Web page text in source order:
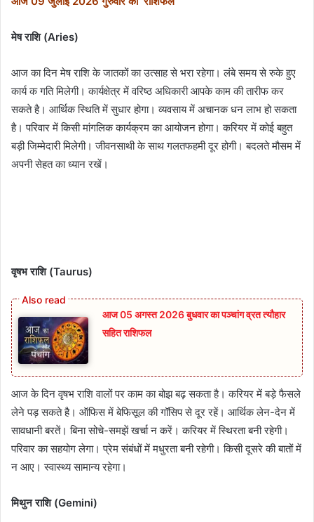
मेष राशि (Aries)
आज का दिन मेष राशि के जातकों का उत्साह से भरा रहेगा। लंबे समय से रुके हुए
कार्य क गति मिलेगी। कार्यक्षेत्र में वरिष्ठ अधिकारी आपके काम की तारीफ कर
सकते है। आर्थिक स्थिति में सुधार होगा। व्यवसाय में अचानक धन लाभ हो सकता
है। परिवार में किसी मांगलिक कार्यक्रम का आयोजन होगा। करियर में कोई बहुत
बड़ी जिम्मेदारी मिलेगी। जीवनसाथी के साथ गलतफहमी दूर होगी। बदलते मौसम में
अपनी सेहत का ध्यान रखें।
वृषभ राशि (Taurus)
आज 05 अगस्त 2026 बुधवार का पञ्चांग व्रत त्यौहार
सहित राशिफल
आज के दिन वृषभ राशि वालों पर काम का बोझ बढ़ सकता है। करियर में बड़े फैसले
लेने पड़ सकते है। ऑफिस में बेफिसूल की गॉसिप से दूर रहें। आर्थिक लेन-देन में
सावधानी बरतें। बिना सोचे-समझें खर्चा न करें। करियर में स्थिरता बनी रहेगी।
परिवार का सहयोग लेगा। प्रेम संबंधों में मधुरता बनी रहेगी। किसी दूसरे की बातों में
न आए। स्वास्थ्य सामान्य रहेगा।
मिथुन राशि (Gemini)